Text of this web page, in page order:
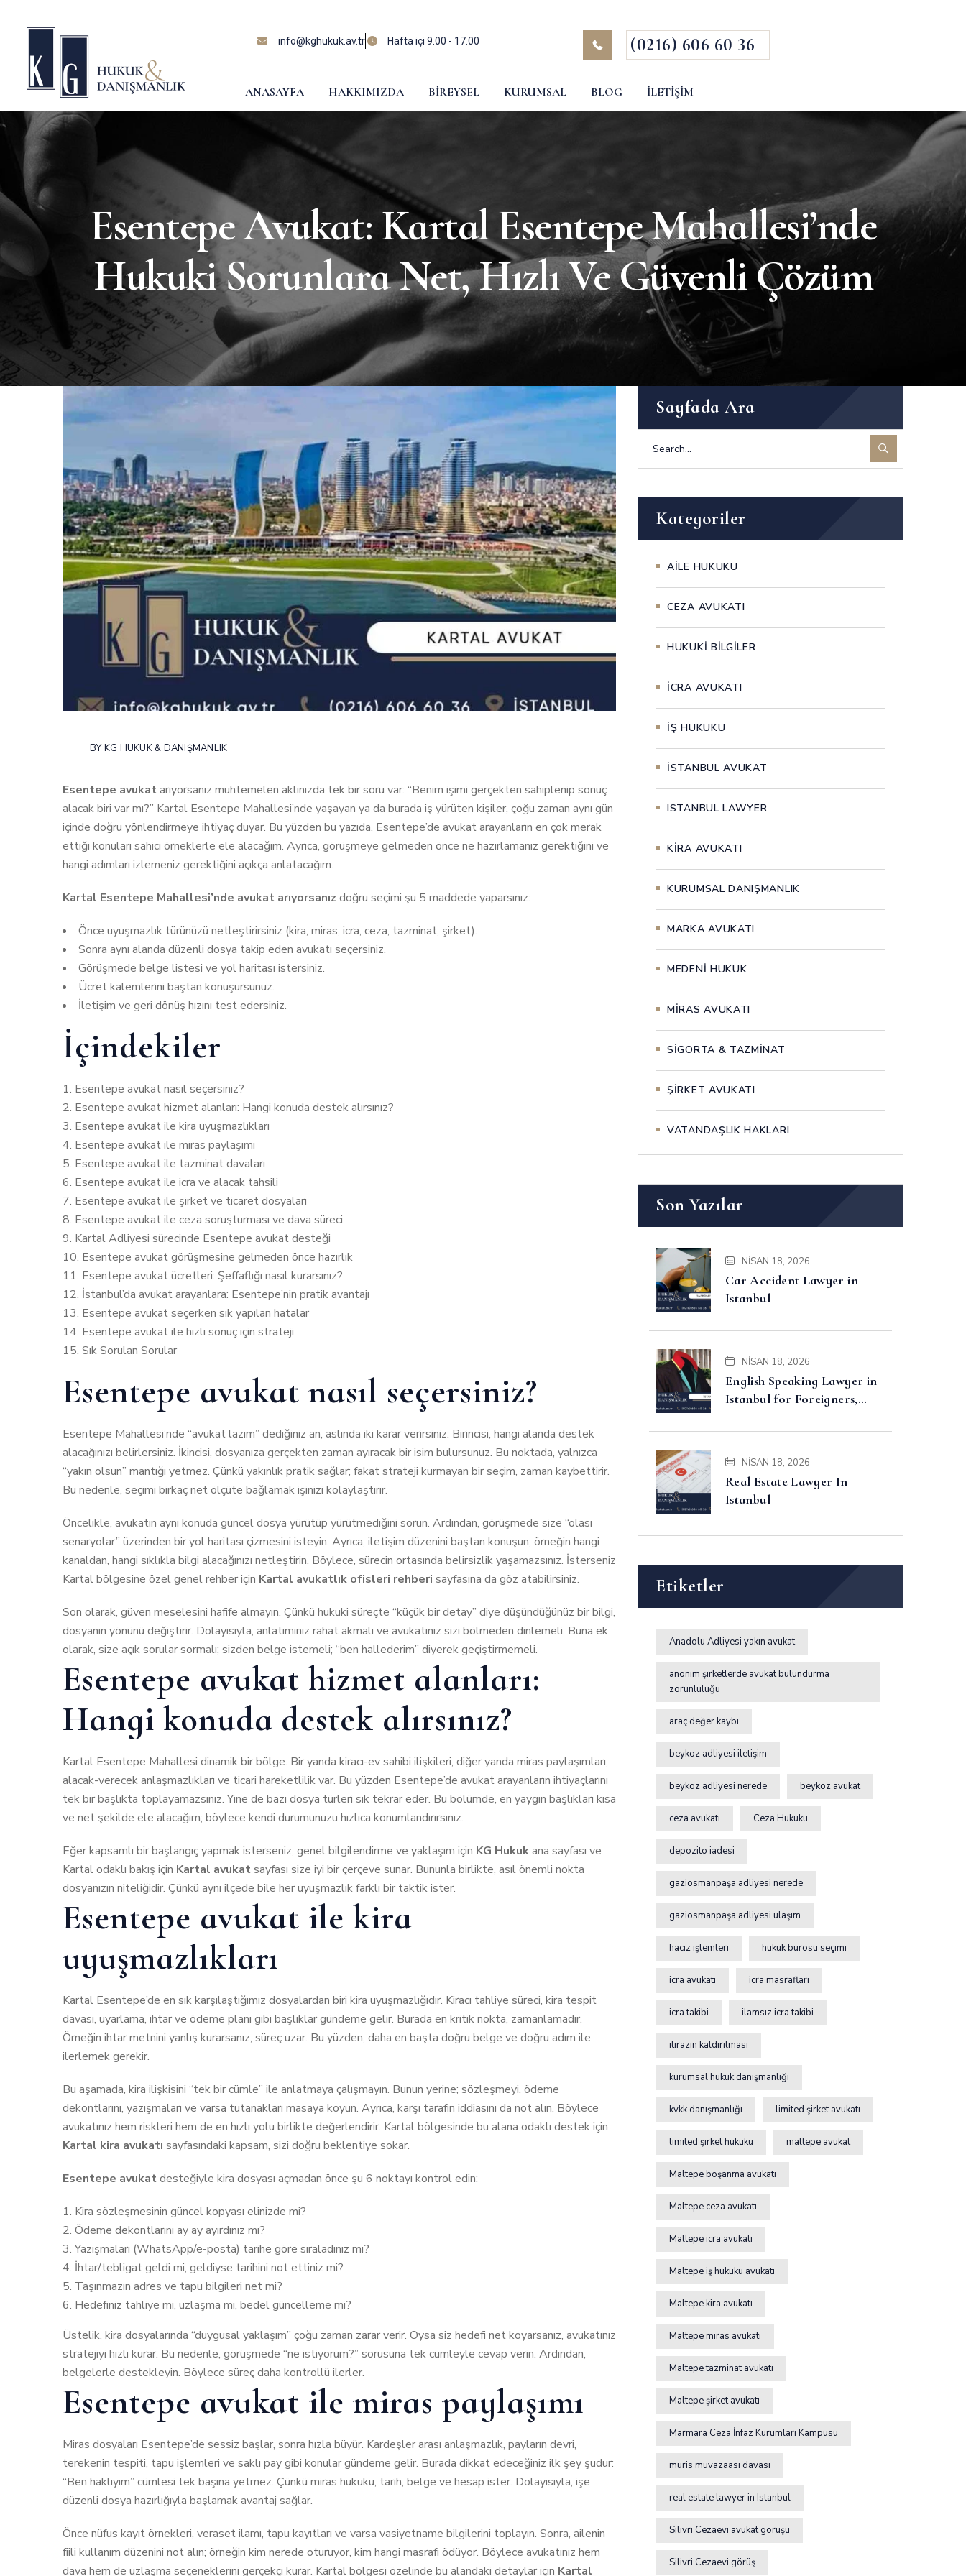
info@kghukuk.av.tr Hafta içi 9.00 - 17.00 (0216) 606 60 36
ANASAYFA HAKKIMIZDA BIREYSEL KURUMSAL BLOG İLETIŞIM
Esentepe Avukat: Kartal Esentepe Mahallesi’nde
Hukuki Sorunlara Net, Hızlı Ve Güvenli Çözüm
BYKG HUKUK & DANIŞMANLIK
Esentepe avukatarıyorsanız muhtemelen aklınızda tek bir soru var: “Benim işimi gerçekten sahiplenip sonuç
alacak biri var mı?” Kartal Esentepe Mahallesi’nde yaşayan ya da burada iş yürüten kişiler, çoğu zaman aynı gün
içinde doğru yönlendirmeye ihtiyaç duyar. Bu yüzden bu yazıda, Esentepe’de avukat arayanların en çok merak
ettiği konuları sahici örneklerle ele alacağım. Ayrıca, görüşmeye gelmeden önce ne hazırlamanız gerektiğini ve
hangi adımları izlemeniz gerektiğini açıkça anlatacağım.
Kartal Esentepe Mahallesi’nde avukat arıyorsanız doğru seçimi şu 5 maddede yaparsınız:
Önce uyuşmazlık türünüzü netleştirirsiniz (kira, miras, icra, ceza, tazminat, şirket).
Sonra aynı alanda düzenli dosya takip eden avukatı seçersiniz.
Görüşmede belge listesi ve yol haritası istersiniz.
Ücret kalemlerini baştan konuşursunuz.
İletişim ve geri dönüş hızını test edersiniz.
İçindekiler
Esentepe avukat nasıl seçersiniz?
Esentepe avukat hizmet alanları: Hangi konuda destek alırsınız?
Esentepe avukat ile kira uyuşmazlıkları
Esentepe avukat ile miras paylaşımı
Esentepe avukat ile tazminat davaları
Esentepe avukat ile icra ve alacak tahsili
Esentepe avukat ile şirket ve ticaret dosyaları
Esentepe avukat ile ceza soruşturması ve dava süreci
Kartal Adliyesi sürecinde Esentepe avukat desteği
Esentepe avukat görüşmesine gelmeden önce hazırlık
Esentepe avukat ücretleri: Şeffaflığı nasıl kurarsınız?
İstanbul’da avukat arayanlara: Esentepe’nin pratik avantajı
Esentepe avukat seçerken sık yapılan hatalar
Esentepe avukat ile hızlı sonuç için strateji
Sık Sorulan Sorular
Esentepe avukat nasıl seçersiniz?
Esentepe Mahallesi’nde “avukat lazım” dediğiniz an, aslında iki karar verirsiniz: Birincisi, hangi alanda destek
alacağınızı belirlersiniz. İkincisi, dosyanıza gerçekten zaman ayıracak bir isim bulursunuz. Bu noktada, yalnızca
“yakın olsun” mantığı yetmez. Çünkü yakınlık pratik sağlar; fakat strateji kurmayan bir seçim, zaman kaybettirir.
Bu nedenle, seçimi birkaç net ölçüte bağlamak işinizi kolaylaştırır.
Öncelikle, avukatın aynı konuda güncel dosya yürütüp yürütmediğini sorun. Ardından, görüşmede size “olası
senaryolar” üzerinden bir yol haritası çizmesini isteyin. Ayrıca, iletişim düzenini baştan konuşun; örneğin hangi
kanaldan, hangi sıklıkla bilgi alacağınızı netleştirin. Böylece, sürecin ortasında belirsizlik yaşamazsınız. İsterseniz
Kartal bölgesine özel genel rehber için Kartal avukatlık ofisleri rehberi sayfasına da göz atabilirsiniz.
Son olarak, güven meselesini hafife almayın. Çünkü hukuki süreçte “küçük bir detay” diye düşündüğünüz bir bilgi,
dosyanın yönünü değiştirir. Dolayısıyla, anlatımınız rahat akmalı ve avukatınız sizi bölmeden dinlemeli. Buna ek
olarak, size açık sorular sormalı; sizden belge istemeli; “ben hallederim” diyerek geçiştirmemeli.
Esentepe avukat hizmet alanları:
Hangi konuda destek alırsınız?
Kartal Esentepe Mahallesi dinamik bir bölge. Bir yanda kiracı-ev sahibi ilişkileri, diğer yanda miras paylaşımları,
alacak-verecek anlaşmazlıkları ve ticari hareketlilik var. Bu yüzden Esentepe’de avukat arayanların ihtiyaçlarını
tek bir başlıkta toplayamazsınız. Yine de bazı dosya türleri sık tekrar eder. Bu bölümde, en yaygın başlıkları kısa
ve net şekilde ele alacağım; böylece kendi durumunuzu hızlıca konumlandırırsınız.
Eğer kapsamlı bir başlangıç yapmak isterseniz, genel bilgilendirme ve yaklaşım için KG Hukukana sayfası ve
Kartal odaklı bakış için Kartal avukatsayfası size iyi bir çerçeve sunar. Bununla birlikte, asıl önemli nokta
dosyanızın niteliğidir. Çünkü aynı ilçede bile her uyuşmazlık farklı bir taktik ister.
Esentepe avukat ile kira
uyuşmazlıkları
Kartal Esentepe’de en sık karşılaştığımız dosyalardan biri kira uyuşmazlığıdır. Kiracı tahliye süreci, kira tespit
davası, uyarlama, ihtar ve ödeme planı gibi başlıklar gündeme gelir. Burada en kritik nokta, zamanlamadır.
Örneğin ihtar metnini yanlış kurarsanız, süreç uzar. Bu yüzden, daha en başta doğru belge ve doğru adım ile
ilerlemek gerekir.
Bu aşamada, kira ilişkisini “tek bir cümle” ile anlatmaya çalışmayın. Bunun yerine; sözleşmeyi, ödeme
dekontlarını, yazışmaları ve varsa tutanakları masaya koyun. Ayrıca, karşı tarafın iddiasını da not alın. Böylece
avukatınız hem riskleri hem de en hızlı yolu birlikte değerlendirir. Kartal bölgesinde bu alana odaklı destek için
Kartal kira avukatı sayfasındaki kapsam, sizi doğru beklentiye sokar.
Esentepe avukatdesteğiyle kira dosyası açmadan önce şu 6 noktayı kontrol edin:
Kira sözleşmesinin güncel kopyası elinizde mi?
Ödeme dekontlarını ay ay ayırdınız mı?
Yazışmaları (WhatsApp/e-posta) tarihe göre sıraladınız mı?
İhtar/tebligat geldi mi, geldiyse tarihini not ettiniz mi?
Taşınmazın adres ve tapu bilgileri net mi?
Hedefiniz tahliye mi, uzlaşma mı, bedel güncelleme mi?
Üstelik, kira dosyalarında “duygusal yaklaşım” çoğu zaman zarar verir. Oysa siz hedefi net koyarsanız, avukatınız
stratejiyi hızlı kurar. Bu nedenle, görüşmede “ne istiyorum?” sorusuna tek cümleyle cevap verin. Ardından,
belgelerle destekleyin. Böylece süreç daha kontrollü ilerler.
Esentepe avukat ile miras paylaşımı
Miras dosyaları Esentepe’de sessiz başlar, sonra hızla büyür. Kardeşler arası anlaşmazlık, payların devri,
terekenin tespiti, tapu işlemleri ve saklı pay gibi konular gündeme gelir. Burada dikkat edeceğiniz ilk şey şudur:
“Ben haklıyım” cümlesi tek başına yetmez. Çünkü miras hukuku, tarih, belge ve hesap ister. Dolayısıyla, işe
düzenli dosya hazırlığıyla başlamak avantaj sağlar.
Önce nüfus kayıt örnekleri, veraset ilamı, tapu kayıtları ve varsa vasiyetname bilgilerini toplayın. Sonra, ailenin
fiili kullanım düzenini not alın; örneğin kim nerede oturuyor, kim hangi masrafı ödüyor. Böylece avukatınız hem
dava hem de uzlaşma seçeneklerini gerçekçi kurar. Kartal bölgesi özelinde bu alandaki detaylar için Kartal
Sayfada Ara
Kategoriler
AİLE HUKUKU
CEZA AVUKATI
HUKUKİ BİLGİLER
İCRA AVUKATI
İŞ HUKUKU
İSTANBUL AVUKAT
ISTANBUL LAWYER
KİRA AVUKATI
KURUMSAL DANIŞMANLIK
MARKA AVUKATI
MEDENİ HUKUK
MİRAS AVUKATI
SİGORTA & TAZMİNAT
ŞİRKET AVUKATI
VATANDAŞLIK HAKLARI
Son Yazılar
NISAN 18, 2026
Car Accident Lawyer in
Istanbul
NISAN 18, 2026
English Speaking Lawyer in
Istanbul for Foreigners,
Disputes
NISAN 18, 2026
Real Estate Lawyer In
Istanbul
Etiketler
Anadolu Adliyesi yakın avukat
anonim şirketlerde avukat bulundurma
zorunluluğu
araç değer kaybı
beykoz adliyesi iletişim
beykoz adliyesi nerede beykoz avukat
ceza avukatı Ceza Hukuku
depozito iadesi
gaziosmanpaşa adliyesi nerede
gaziosmanpaşa adliyesi ulaşım
haciz işlemleri hukuk bürosu seçimi
icra avukatı icra masrafları
icra takibi ilamsız icra takibi
itirazın kaldırılması
kurumsal hukuk danışmanlığı
kvkk danışmanlığı limited şirket avukatı
limited şirket hukuku maltepe avukat
Maltepe boşanma avukatı
Maltepe ceza avukatı
Maltepe icra avukatı
Maltepe iş hukuku avukatı
Maltepe kira avukatı
Maltepe miras avukatı
Maltepe tazminat avukatı
Maltepe şirket avukatı
Marmara Ceza İnfaz Kurumları Kampüsü
muris muvazaası davası
real estate lawyer in Istanbul
Silivri Cezaevi avukat görüşü
Silivri Cezaevi görüş